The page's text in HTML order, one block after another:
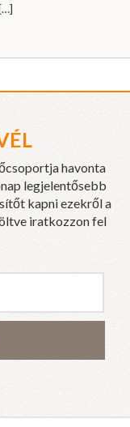
havonta
legjelentősebb
kapni ezekről a
iratkozzon fel